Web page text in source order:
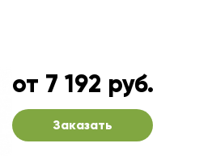
от 7 192 руб.
Заказать